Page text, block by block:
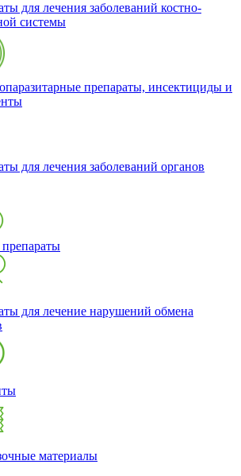
для лечения заболеваний костно-
системы
препараты, инсектициды и
для лечения заболеваний органов
для лечение нарушений обмена
материалы